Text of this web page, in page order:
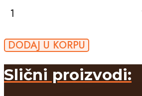
Kutija
za
pops
količina
DODAJ U KORPU
Slični proizvodi: